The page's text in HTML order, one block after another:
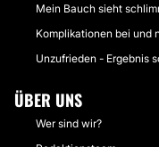
Mein Bauch sieht
Komplikationen bei und
Unzufrieden - Ergebnis
ÜBER UNS
Wer sind wir?